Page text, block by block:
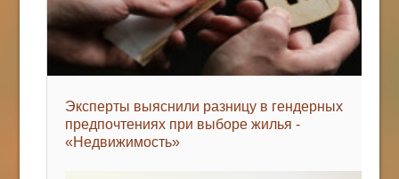
КАК С НАМИ СВЯЗАТЬСЯ
Эксперты выяснили разницу в гендерных
предпочтениях при выборе жилья -
«Недвижимость»